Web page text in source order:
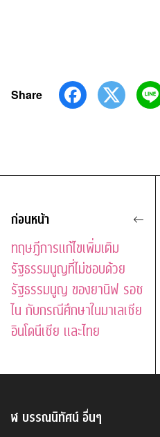
Share
ก่อนหน้า
ทฤษฎีการแก้ไขเพิ่มเติม
รัฐธรรมนูญที่ไม่ชอบด้วย
รัฐธรรมนูญ ของยานิฟ รอซ
ไน กับกรณีศึกษาในมาเลเซีย
อินโดนีเซีย และไทย
ฬ บรรณนิทัศน์ อื่นๆ